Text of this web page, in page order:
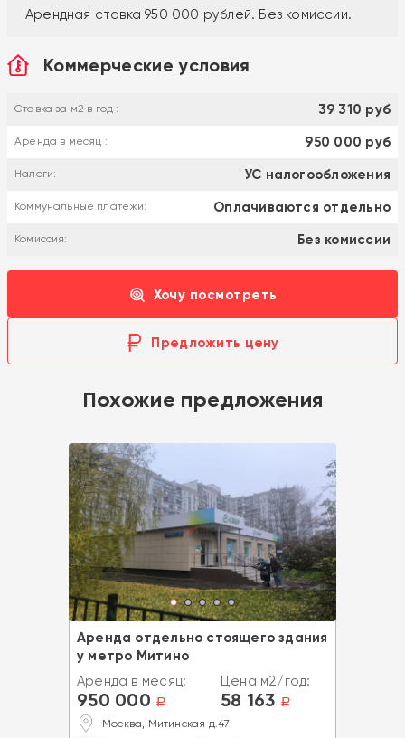
Арендная ставка 950 000 рублей. Без комиссии.
Коммерческие условия
Ставка за м2 в год : 39 310 руб
Аренда в месяц : 950 000 руб
Налоги: УС налогообложения
Коммунальные платежи: Оплачиваются отдельно
Комиссия: Без комиссии
Хочу посмотреть
Предложить цену
Похожие предложения
Аренда отдельно стоящего здания
у метро Митино
Аренда в месяц:
950 000 a
Цена м2/год:
58 163 a
Москва, Митинская д.47